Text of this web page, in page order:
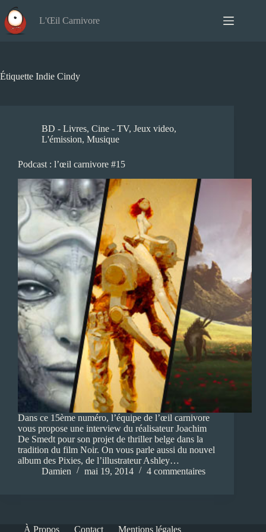
au
contenu
L'Œil Carnivore
Étiquette Indie Cindy
BD - Livres, Cine - TV, Jeux video,
L'émission, Musique
Podcast : l’œil carnivore #15
Dans ce 15ème numéro, l’équipe de l’œil carnivore
vous propose une interview du réalisateur Joachim
De Smedt pour son projet de thriller belge dans la
tradition du film Noir. On vous parle aussi du nouvel
album des Pixies, de l’illustrateur Ashley…
Damien
mai 19, 2014 4 commentaires
À Propos Contact Mentions légales